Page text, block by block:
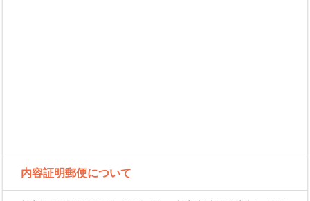
内容証明郵便について